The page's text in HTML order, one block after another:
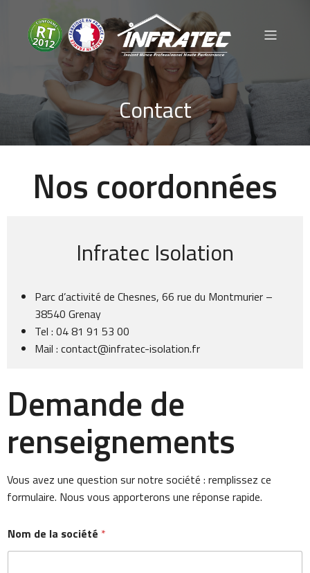
Contact
Nos coordonnées
Infratec Isolation
Parc d’activité de Chesnes, 66 rue du Montmurier –
38540 Grenay
Tel : 04 81 91 53 00
Mail : contact@infratec-isolation.fr
Demande de
renseignements
Vous avez une question sur notre société : remplissez ce
formulaire. Nous vous apporterons une réponse rapide.
Nom de la société *